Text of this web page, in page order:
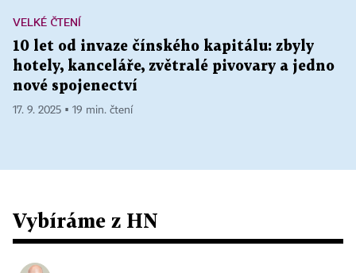
VELKÉ ČTENÍ
10 let od invaze čínského kapitálu: zbyly
hotely, kanceláře, zvětralé pivovary a jedno
nové spojenectví
17. 9. 2025 ▪ 19 min. čtení
Vybíráme z HN